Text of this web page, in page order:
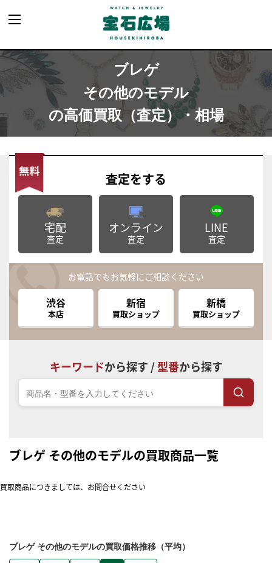
ブレゲ
その他のモデル
の高価買取（査定）・相場
査定をする
宅配
査定
オンライン
査定
LINE
査定
お電話でもお気軽にご相談ください
渋谷
本店
新宿
買取ショップ
新橋
買取ショップ
キーワードから探す /型番から探す
ブレゲ その他のモデルの買取商品一覧
買取商品につきましては、お問合せください
ブレゲ その他のモデルの買取価格推移（平均）